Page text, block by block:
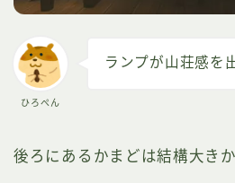
ひろぺん
ランプが山荘感を
後ろにあるかまどは結構大きか